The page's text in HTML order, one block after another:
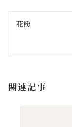
ビ
ゲ
シ
ン
花粉
関連記事